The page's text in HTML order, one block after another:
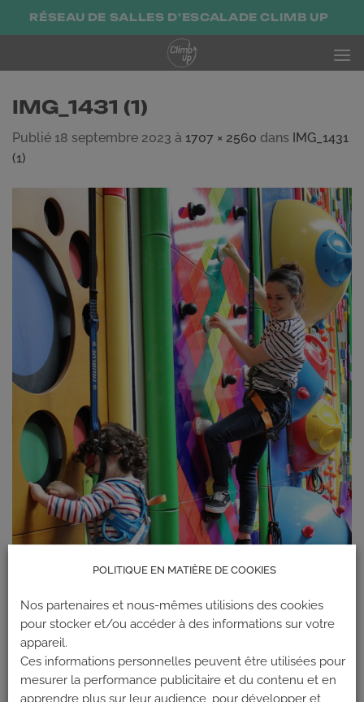
PasserRÉSEAU DE SALLES D'ESCALADE CLIMB UP
IMG_1431 (1)
Publié 18 septembre 2023 à 1707 × 2560 dans
IMG_1431
(1)
POLITIQUE EN MATIÈRE DE COOKIES
Nos partenaires et nous-mêmes utilisions des cookies
pour stocker et/ou accéder à des informations sur votre
appareil.
Ces informations personnelles peuvent être utilisées pour
mesurer la performance publicitaire et du contenu et en
apprendre plus sur leur audience, pour développer et